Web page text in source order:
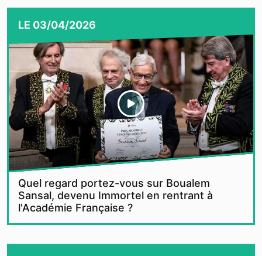
LE 03/04/2026
Quel regard portez-vous sur Boualem
Sansal, devenu Immortel en rentrant à
l'Académie Française ?